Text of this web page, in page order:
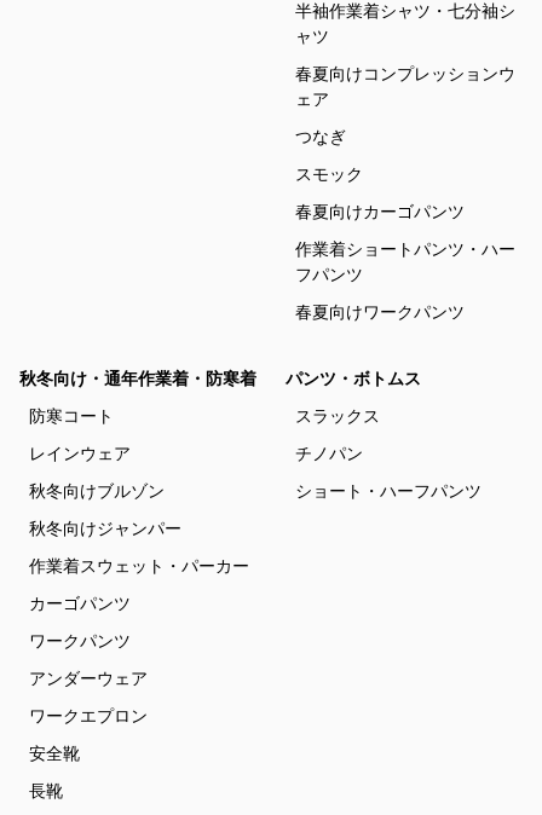
半袖作業着シャツ・七分袖シ
ャツ
春夏向けコンプレッションウ
ェア
つなぎ
スモック
春夏向けカーゴパンツ
作業着ショートパンツ・ハー
フパンツ
春夏向けワークパンツ
秋冬向け・通年作業着・防寒着
防寒コート
レインウェア
秋冬向けブルゾン
秋冬向けジャンパー
作業着スウェット・パーカー
カーゴパンツ
ワークパンツ
アンダーウェア
ワークエプロン
安全靴
長靴
パンツ・ボトムス
スラックス
チノパン
ショート・ハーフパンツ